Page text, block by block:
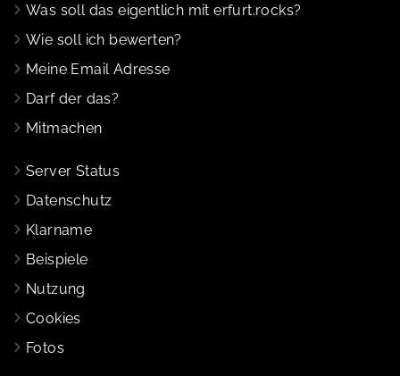
Was soll das eigentlich mit erfurt.rocks?
Wie soll ich bewerten?
Meine Email Adresse
Darf der das?
Mitmachen
Server Status
Datenschutz
Klarname
Beispiele
Nutzung
Cookies
Fotos